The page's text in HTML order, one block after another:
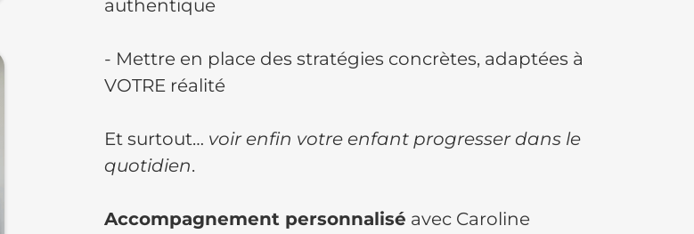
authentique
- Mettre en place des stratégies concrètes, adaptées à
VOTRE réalité
Et surtout… voir enfin votre enfant progresser dans le
quotidien.
Accompagnement personnalisé avec Caroline